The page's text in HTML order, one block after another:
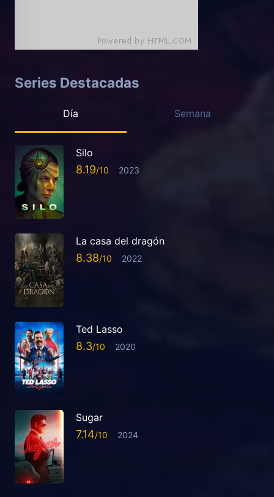
Series Destacadas
Día Semana
Silo
8.19 2023
La casa del dragón
8.38 2022
Ted Lasso
8.3 2020
Sugar
7.14 2024